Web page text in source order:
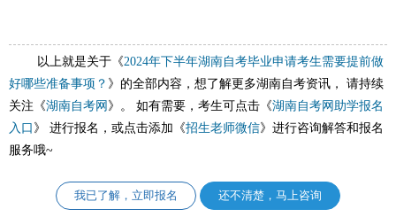
以上就是关于《2024年下半年湖南自考毕业申请考生需要提前做
好哪些准备事项？ 》的全部内容，想了解更多湖南自考资讯， 请持续
关注《湖南自考网 》。 如有需要，考生可点击《湖南自考网助学报名
入口 》 进行报名，或点击添加《招生老师微信》进行咨询解答和报名
服务哦~
我已了解，立即报名 还不清楚，马上咨询